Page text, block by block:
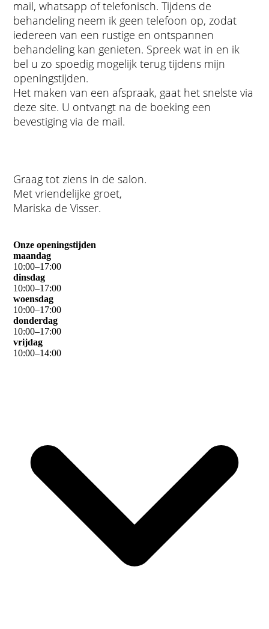
mail, whatsapp of telefonisch. Tijdens de
behandeling neem ik geen telefoon op, zodat
iedereen van een rustige en ontspannen
behandeling kan genieten. Spreek wat in en ik
bel u zo spoedig mogelijk terug tijdens mijn
openingstijden.
Het maken van een afspraak, gaat het snelste via
deze site. U ontvangt na de boeking een
bevestiging via de mail.
Graag tot ziens in de salon.
Met vriendelijke groet,
Mariska de Visser.
Onze openingstijden
maandag
10:00–17:00
dinsdag
10:00–17:00
woensdag
10:00–17:00
donderdag
10:00–17:00
vrijdag
10:00–14:00